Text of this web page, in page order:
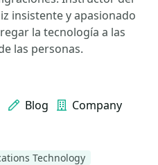
insistente y apasionado
la tecnología a las
las personas.
Blog Company
Technology